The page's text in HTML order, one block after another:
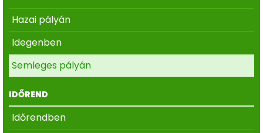
Hazai pályán
Idegenben
Semleges pályán
IDŐREND
Időrendben